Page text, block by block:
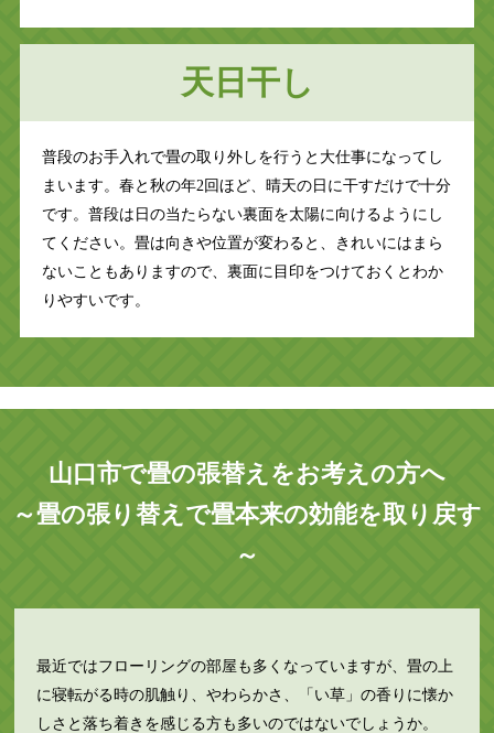
天日干し
普段のお手入れで畳の取り外しを行うと大仕事になってし
まいます。春と秋の年2回ほど、晴天の日に干すだけで十分
です。普段は日の当たらない裏面を太陽に向けるようにし
てください。畳は向きや位置が変わると、きれいにはまら
ないこともありますので、裏面に目印をつけておくとわか
りやすいです。
山口市で畳の張替えをお考えの方へ
～畳の張り替えで畳本来の効能を取り戻す
～
最近ではフローリングの部屋も多くなっていますが、畳の上
に寝転がる時の肌触り、やわらかさ、「い草」の香りに懐か
しさと落ち着きを感じる方も多いのではないでしょうか。